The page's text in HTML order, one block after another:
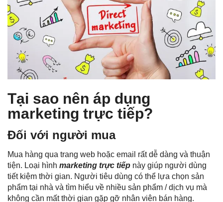
Tại sao nên áp dụng
marketing trực tiếp?
Đối với người mua
Mua hàng qua trang web hoặc email rất dễ dàng và thuận
tiện. Loại hình marketing trực tiếp này giúp người dùng
tiết kiệm thời gian. Người tiêu dùng có thể lựa chọn sản
phẩm tại nhà và tìm hiểu về nhiều sản phẩm / dịch vụ mà
không cần mất thời gian gặp gỡ nhân viên bán hàng.